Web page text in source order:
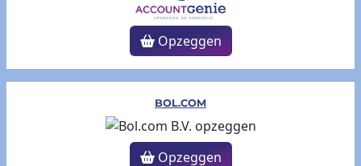
Opzeggen
BOL.COM
Opzeggen